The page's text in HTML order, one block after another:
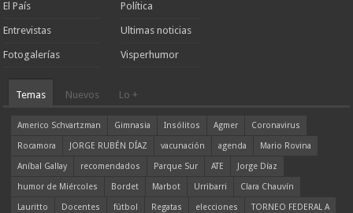
El País
Entrevistas
Fotogalerías
Política
Ultimas noticias
Visperhumor
Temas Nuevos Lo +
Americo Schvartzman Gimnasia Insólitos Agmer
Coronavirus
Rocamora
JORGE RUBÉN DÍAZ vacunación agenda
Mario Rovina
Aníbal Gallay
recomendados Parque Sur ATE
Jorge Díaz
humor de Miércoles
Bordet Marbot Urribarri
Clara Chauvín
Lauritto
Docentes fútbol Regatas elecciones
TORNEO FEDERAL A